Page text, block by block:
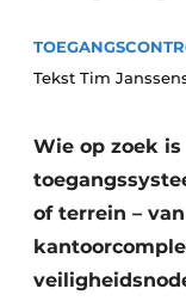
Vacatures
Aanmelden
Bedrijven
Contact
Akoestiek
Brandveiligheid
BIM
Evenementen
Tekst Tim
Wie op zoek
of terrein –